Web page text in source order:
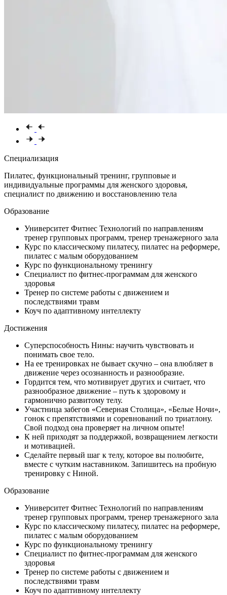
Специализация
Пилатес, функциональный тренинг, групповые и
индивидуальные программы для женского здоровья,
специалист по движению и восстановлению тела
Образование
Университет Фитнес Технологий по направлениям
тренер групповых программ, тренер тренажерного зала
Курс по классическому пилатесу, пилатес на реформере,
пилатес с малым оборудованием
Курс по функциональному тренингу
Специалист по фитнес-программам для женского
здоровья
Тренер по системе работы с движением и
последствиями травм
Коуч по адаптивному интеллекту
Достижения
Суперспособность Нины: научить чувствовать и
понимать свое тело.
На ее тренировках не бывает скучно – она влюбляет в
движение через осознанность и разнообразие.
Гордится тем, что мотивирует других и считает, что
разнообразное движение – путь к здоровому и
гармонично развитому телу.
Участница забегов «Северная Столица», «Белые Ночи»,
гонок с препятствиями и соревнований по триатлону.
Свой подход она проверяет на личном опыте!
К ней приходят за поддержкой, возвращением легкости
и мотивацией.
Сделайте первый шаг к телу, которое вы полюбите,
вместе с чутким наставником. Запишитесь на пробную
тренировку с Ниной.
Образование
Университет Фитнес Технологий по направлениям
тренер групповых программ, тренер тренажерного зала
Курс по классическому пилатесу, пилатес на реформере,
пилатес с малым оборудованием
Курс по функциональному тренингу
Специалист по фитнес-программам для женского
здоровья
Тренер по системе работы с движением и
последствиями травм
Коуч по адаптивному интеллекту